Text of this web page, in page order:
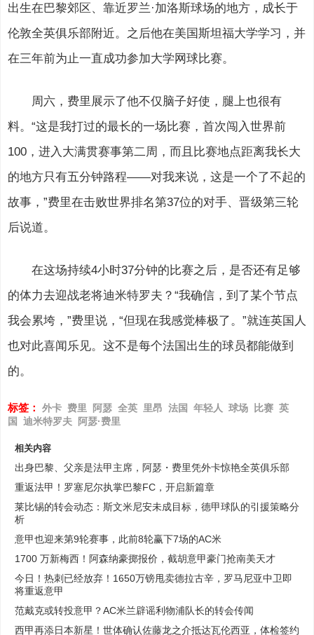
出生在巴黎郊区、靠近罗兰·加洛斯球场的地方，成长于
伦敦全英俱乐部附近。之后他在美国斯坦福大学学习，并
在三年前为止一直成功参加大学网球比赛。
周六，费里展示了他不仅脑子好使，腿上也很有
料。“这是我打过的最长的一场比赛，首次闯入世界前
100，进入大满贯赛事第二周，而且比赛地点距离我长大
的地方只有五分钟路程——对我来说，这是一个了不起的
故事，”费里在击败世界排名第37位的对手、晋级第三轮
后说道。
在这场持续4小时37分钟的比赛之后，是否还有足够
的体力去迎战老将迪米特罗夫？“我确信，到了某个节点
我会累垮，”费里说，“但现在我感觉棒极了。”就连英国人
也对此喜闻乐见。这不是每个法国出生的球员都能做到
的。
标签： 外卡 费里 阿瑟 全英 里昂 法国 年轻人 球场 比赛 英
国 迪米特罗夫 阿瑟·费里
相关内容
出身巴黎、父亲是法甲主席，阿瑟・费里凭外卡惊艳全英俱乐部
重返法甲！罗塞尼尔执掌巴黎FC，开启新篇章
莱比锡的转会动态：斯文米尼安未成目标，德甲球队的引援策略分
析
意甲也迎来第9轮赛事，此前8轮赢下7场的AC米
1700 万新梅西！阿森纳豪掷报价，截胡意甲豪门抢南美天才
今日！热刺已经放弃！1650万镑甩卖德拉古辛，罗马尼亚中卫即
将重返意甲
范戴克或转投意甲？AC米兰辟谣利物浦队长的转会传闻
西甲再添日本新星！世体确认佐藤龙之介抵达瓦伦西亚，体检签约